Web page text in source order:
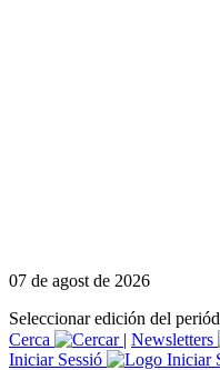
07 de agost de 2026
Seleccionar edición del
Cerca
| Newsletters
Iniciar Sessió